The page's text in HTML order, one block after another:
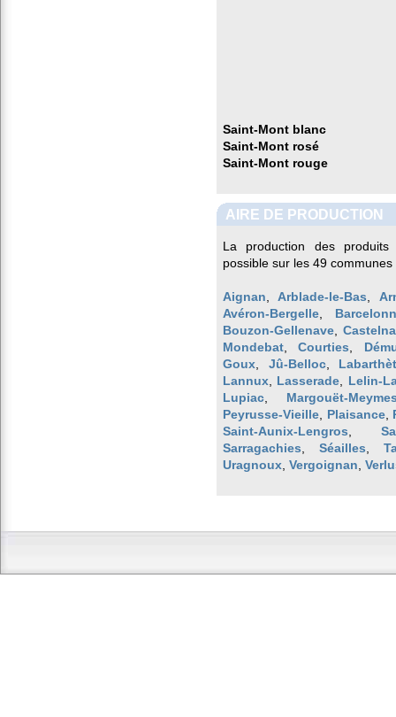
Saint-Mont blanc
Saint-Mont rosé
Saint-Mont rouge
AIRE DE PRODUCTION
La production des
possible sur les 49
Aignan Arblade-le-Bas
Avéron-Bergelle
Bouzon-Gellenave
Mondebat ,Courties
Goux
Jû-Belloc,
Lannux
Lasserade
Lelin-
Lupiac
Margouët-
Peyrusse-Vieille
Plaisance,
Saint-Aunix-Lengros
Sarragachies
Séailles
Uragnoux Vergoignan